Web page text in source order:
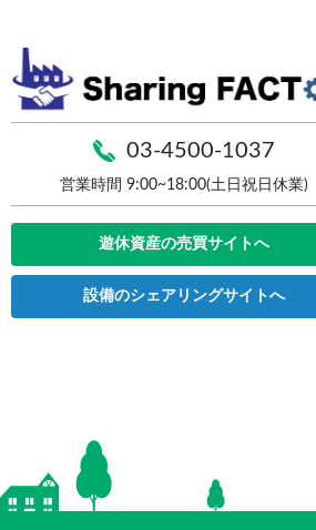
03-4500-1037
営業時間 9:00~18:00(土日祝日休業)
遊休資産の売買サイトへ
設備のシェアリングサイトへ